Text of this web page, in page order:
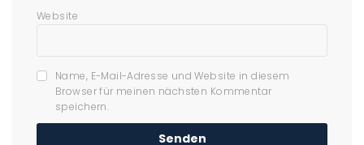
Website
Name, E-Mail-Adresse und Website in diesem
Browser für meinen nächsten Kommentar
speichern.